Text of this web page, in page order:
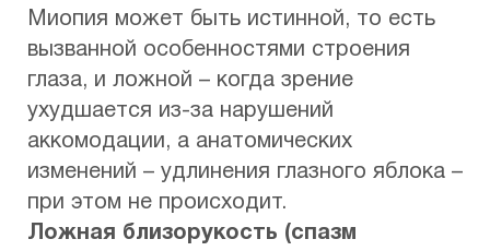
Миопия может быть истинной, то есть
вызванной особенностями строения
глаза, и ложной – когда зрение
ухудшается из-за нарушений
аккомодации, а анатомических
изменений – удлинения глазного яблока –
при этом не происходит.
Ложная близорукость (спазм